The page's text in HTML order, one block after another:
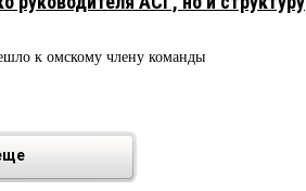
к омскому члену команды